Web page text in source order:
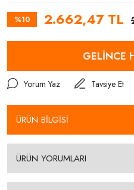
%10 2.662,47 TL
GELİNCE
Yorum Yaz Tavsiye Et
ÜRÜN BİLGİSİ
ÜRÜN YORUMLARI